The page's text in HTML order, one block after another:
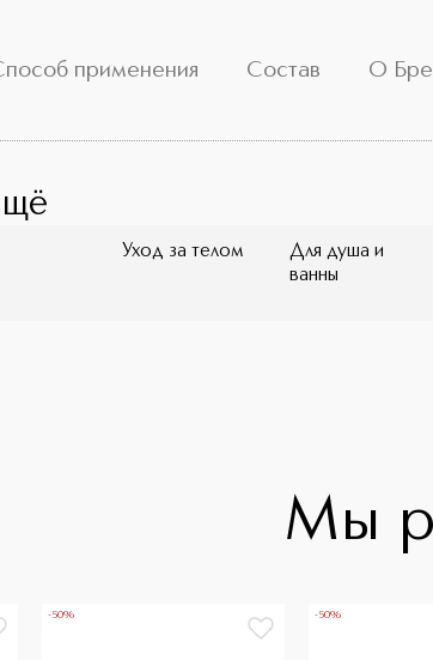
применения Состав О
Уход за телом
Для душа и
ванны
Мы
-50% -50%